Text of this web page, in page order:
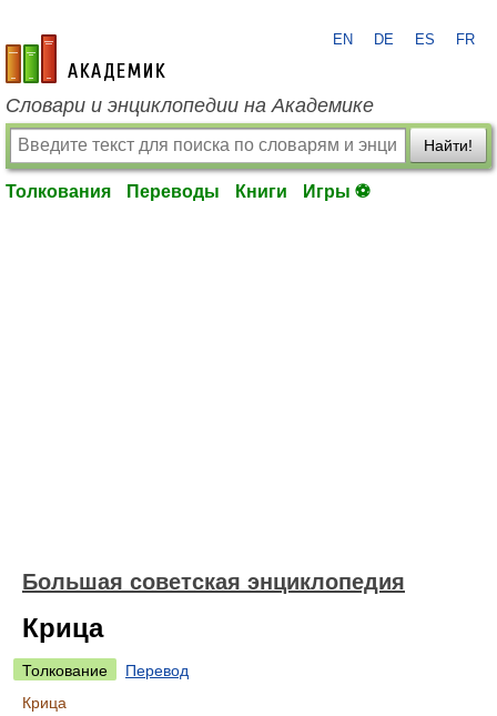
academic.ru
EN DE ES FR
Словари и энциклопедии на Академике
Найти!
Толкования Переводы Книги Игры ⚽
Большая советская энциклопедия
Крица
Толкование
Перевод
Крица